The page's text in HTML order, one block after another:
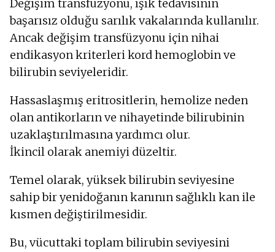
Değişim transfüzyonu, ışık tedavisinin
başarısız olduğu sarılık vakalarında kullanılır.
Ancak değişim transfüzyonu için nihai
endikasyon kriterleri kord hemoglobin ve
bilirubin seviyeleridir.
Hassaslaşmış eritrositlerin, hemolize neden
olan antikorların ve nihayetinde bilirubinin
uzaklaştırılmasına yardımcı olur.
İkincil olarak anemiyi düzeltir.
Temel olarak, yüksek bilirubin seviyesine
sahip bir yenidoğanın kanının sağlıklı kan ile
kısmen değiştirilmesidir.
Bu, vücuttaki toplam bilirubin seviyesini